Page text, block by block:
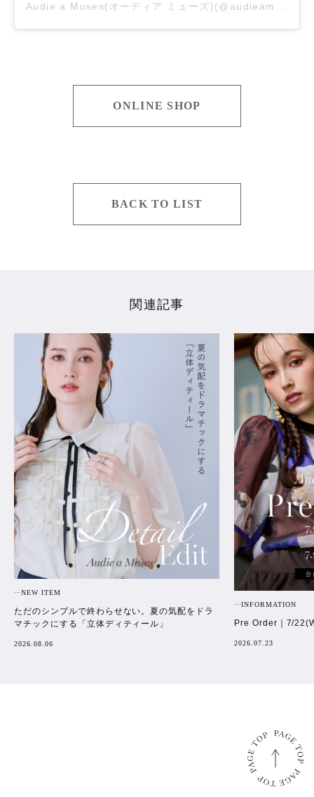
Audie a Muses(オーディア ミューズ)(@audieamuses_official)がシェアした投稿
ONLINE SHOP
BACK TO LIST
関連記事
NEW ITEM
ただのシンプルで終わらせない。夏の気配をドラ
マチックにする「立体ディティール」
2026.08.06
INFORMATION
Pre Order｜7/
2026.07.23